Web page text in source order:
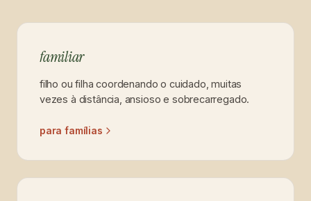
familiar
filho ou filha coordenando o cuidado, muitas
vezes à distância, ansioso e sobrecarregado.
para famílias